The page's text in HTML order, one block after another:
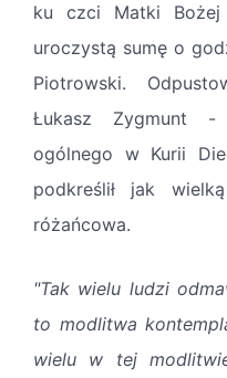
ku czci Matki
uroczystą sumę o
Piotrowski.
Łukasz Zygmunt -
ogólnego w Kurii
podkreślił jak
różańcowa.
"Tak wielu ludzi
to modlitwa
wielu w tej